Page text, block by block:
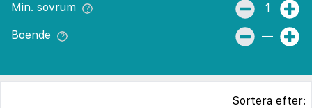
Min. sovrum 1
Boende —
Sortera efter: